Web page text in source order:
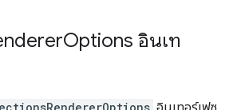
Options อินเท